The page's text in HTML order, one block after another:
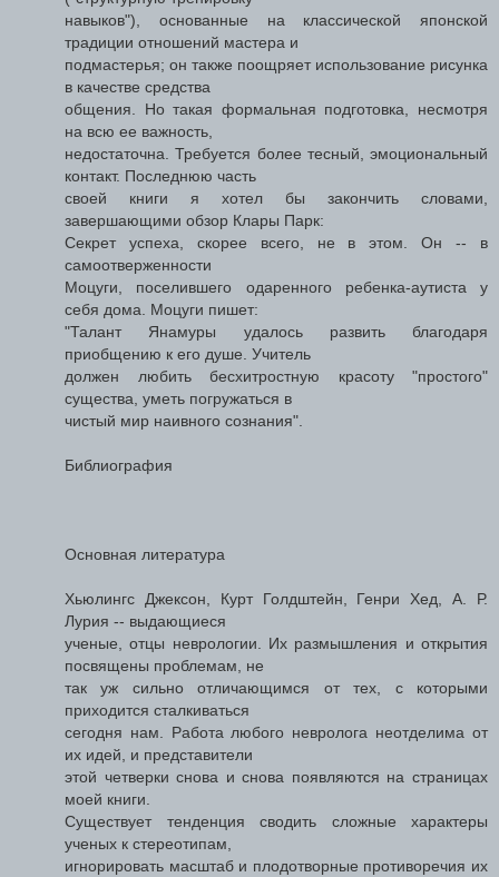
навыков"), основанные на классической японской
традиции отношений мастера и
подмастерья; он также поощряет использование рисунка
в качестве средства
общения. Но такая формальная подготовка, несмотря
на всю ее важность,
недостаточна. Требуется более тесный, эмоциональный
контакт. Последнюю часть
своей книги я хотел бы закончить словами,
завершающими обзор Клары Парк:
Секрет успеха, скорее всего, не в этом. Он -- в
самоотверженности
Моцуги, поселившего одаренного ребенка-аутиста у
себя дома. Моцуги пишет:
"Талант Янамуры удалось развить благодаря
приобщению к его душе. Учитель
должен любить бесхитростную красоту "простого"
существа, уметь погружаться в
чистый мир наивного сознания".
Библиография
Основная литература
Хьюлингс Джексон, Курт Голдштейн, Генри Хед, А. Р.
Лурия -- выдающиеся
ученые, отцы неврологии. Их размышления и открытия
посвящены проблемам, не
так уж сильно отличающимся от тех, с которыми
приходится сталкиваться
сегодня нам. Работа любого невролога неотделима от
их идей, и представители
этой четверки снова и снова появляются на страницах
моей книги.
Существует тенденция сводить сложные характеры
ученых к стереотипам,
игнорировать масштаб и плодотворные противоречия их